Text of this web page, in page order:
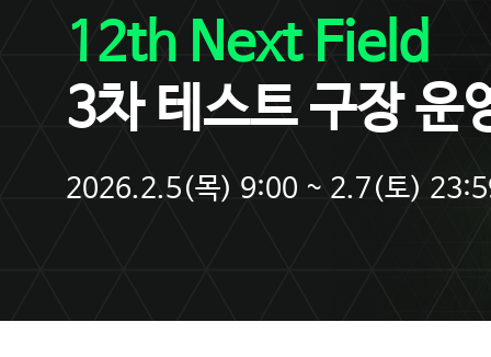
12th Next Field
3차 테스트 구장 운
2026.2.5(목) 9:00 ~ 2.7(토)